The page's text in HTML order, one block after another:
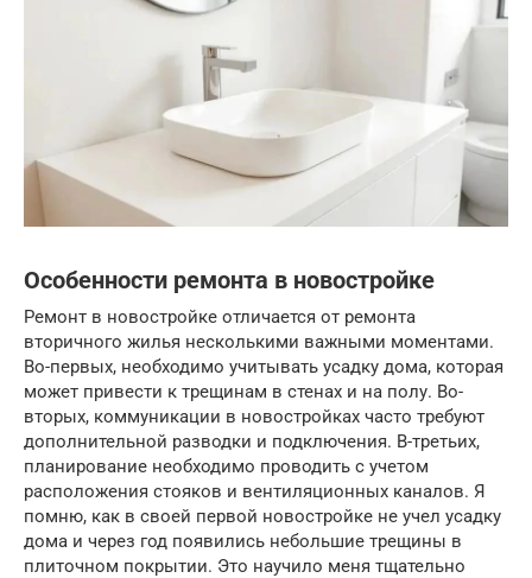
Особенности ремонта в новостройке
Ремонт в новостройке отличается от ремонта
вторичного жилья несколькими важными моментами.
Во-первых, необходимо учитывать усадку дома, которая
может привести к трещинам в стенах и на полу. Во-
вторых, коммуникации в новостройках часто требуют
дополнительной разводки и подключения. В-третьих,
планирование необходимо проводить с учетом
расположения стояков и вентиляционных каналов. Я
помню, как в своей первой новостройке не учел усадку
дома и через год появились небольшие трещины в
плиточном покрытии. Это научило меня тщательно